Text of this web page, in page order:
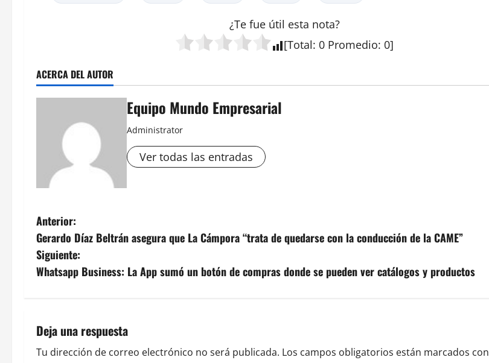
¿Te fue útil esta nota?
[Total: 0 Promedio: 0]
ACERCA DEL AUTOR
Equipo Mundo Empresarial
Administrator
Ver todas las entradas
N
a
v
g
a
Anterior:
Gerardo Díaz Beltrán asegura que La Cámpora “trata de quedarse con la conducción de la CAME”
Siguiente:
Whatsapp Business: La App sumó un botón de compras donde se pueden ver catálogos y productos
Deja una respuesta
Tu dirección de correo electrónico no será publicada. Los campos obligatorios están marcados con